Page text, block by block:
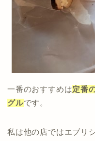
一番のおすすめは定番
グルです。
私は他の店ではエブリ